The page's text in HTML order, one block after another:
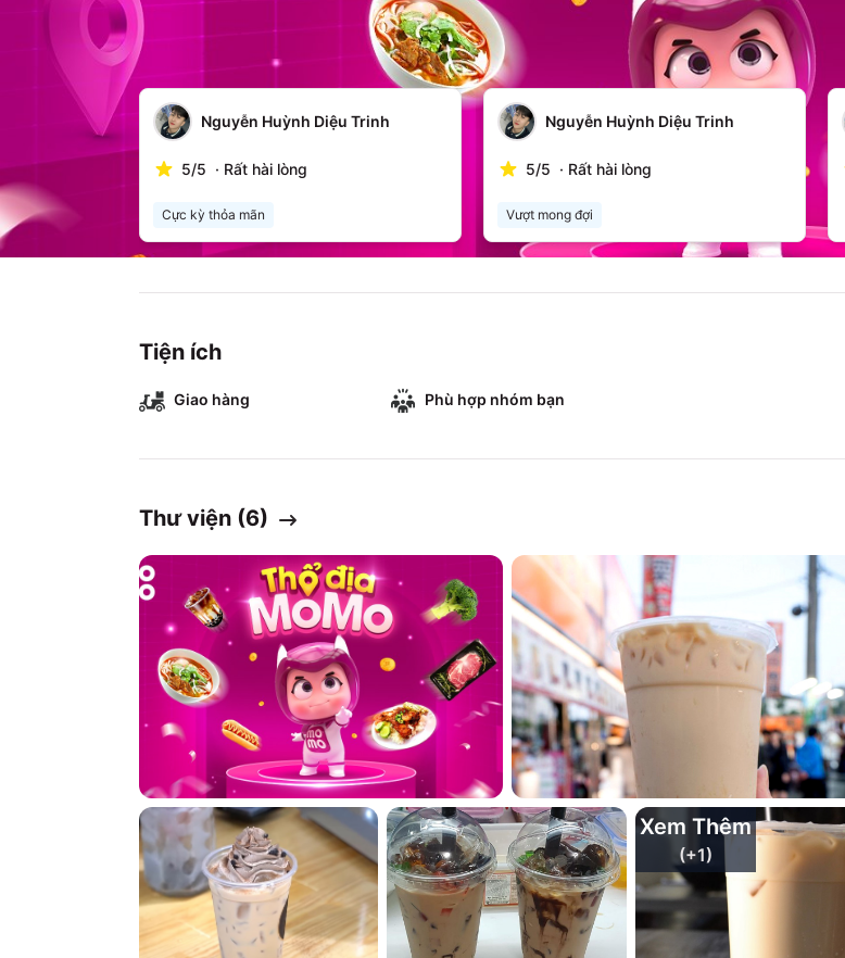
Top Review 3 Xem
Nguyễn Huỳnh Diệu Trinh
5/5 · Rất hài lòng
Cực kỳ thỏa mãn
Nguyễn Huỳnh Diệu Trinh
5/5 · Rất hài lòng
Vượt mong đợi
Tiện ích
Giao hàng Phù hợp nhóm bạn
Thư viện (6)
Xem Thêm
(+1)